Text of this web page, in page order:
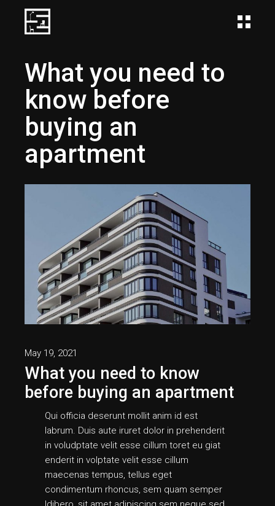
What you need to
know before
buying an
apartment
May 19, 2021
What you need to know
before buying an apartment
Qui officia deserunt mollit anim id est
labrum. Duis aute iruret dolor in prehenderit
in voludptate velit esse cillum toret eu giat
enderit in volptate velit esse cillum
maecenas tempus, tellus eget
condimentum rhoncus, sem quam semper